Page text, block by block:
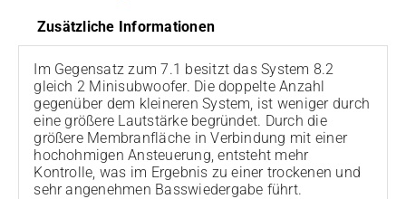
Zusätzliche Informationen
Im Gegensatz zum 7.1 besitzt das System 8.2
gleich 2 Minisubwoofer. Die doppelte Anzahl
gegenüber dem kleineren System, ist weniger durch
eine größere Lautstärke begründet. Durch die
größere Membranfläche in Verbindung mit einer
hochohmigen Ansteuerung, entsteht mehr
Kontrolle, was im Ergebnis zu einer trockenen und
sehr angenehmen Basswiedergabe führt.